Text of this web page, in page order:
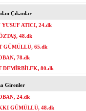
Çıkanlar
ATICI, 24.dk
48.dk
GÜMÜLLÜ, 65.dk
78.dk
DEMİRBİLEK, 80.dk
Girenler
24.dk
GÜMÜLLÜ, 48.dk